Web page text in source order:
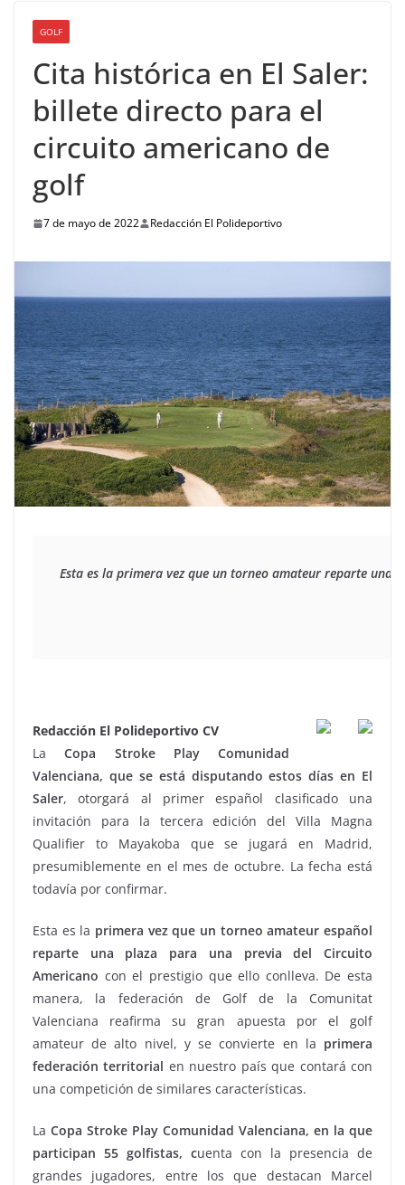
GOLF
Cita histórica en El Saler:
billete directo para el
circuito americano de
golf
7 de mayo de 2022 Redacción El Polideportivo
Esta es la primera vez que un torneo amateur reparte una
Redacción El Polideportivo CV
LaCopa Stroke Play Comunidad
Valenciana, que se está disputando estos días en El
Saler, otorgará al primer español clasificado una
invitación para la tercera edición del Villa Magna
Qualifier to Mayakoba que se jugará en Madrid,
presumiblemente en el mes de octubre. La fecha está
todavía por confirmar.
Esta es la primera vez que un torneo amateur español
reparte una plaza para una previa del Circuito
Americano con el prestigio que ello conlleva. De esta
manera, la federación de Golf de la Comunitat
Valenciana reafirma su gran apuesta por el golf
amateur de alto nivel, y se convierte en la primera
federación territorial en nuestro país que contará con
una competición de similares características.
La Copa Stroke Play Comunidad Valenciana, en la que
participan 55 golfistas, cuenta con la presencia de
grandes jugadores, entre los que destacan Marcel